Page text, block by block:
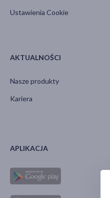
Ustawienia Cookie
AKTUALNOŚCI
Nasze produkty
Kariera
APLIKACJA